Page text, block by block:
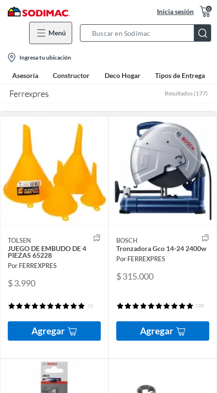
Inicia sesión 0
Menú
Bar
location-
icon
Ingresa tu ubicación
Asesoría Constructor Deco Hogar Tipos de Entrega
Ferrexpres Resultados (177)
TOLSEN
JUEGO DE EMBUDO DE 4
PIEZAS 65228
Por FERREXPRES
$ 3.990
(1)
Agregar
BOSCH
Tronzadora Gco 14-24 2400w
Por FERREXPRES
$ 315.000
(20)
Agregar